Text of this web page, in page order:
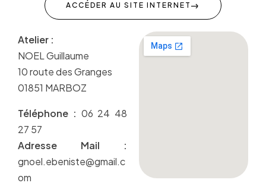
ACCÉDER AU SITE INTERNET
Atelier :
NOEL Guillaume
10 route des Granges
01851 MARBOZ
Téléphone : 06 24 48
27 57
Adresse Mail :
gnoel.ebeniste@gmail.c
om